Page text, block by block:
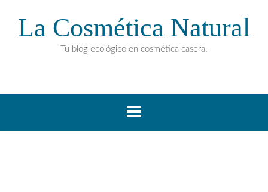
La Cosmética Natural
Tu blog ecológico en cosmética casera.